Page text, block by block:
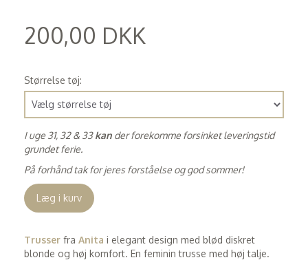
200,00 DKK
Størrelse tøj:
I uge 31, 32 & 33kan der forekomme forsinket leveringstid
grundet ferie.
På forhånd tak for jeres forståelse og god sommer!
Læg i kurv
Trusser fra Anita i elegant design med blød diskret
blonde og høj komfort. En feminin trusse med høj talje.